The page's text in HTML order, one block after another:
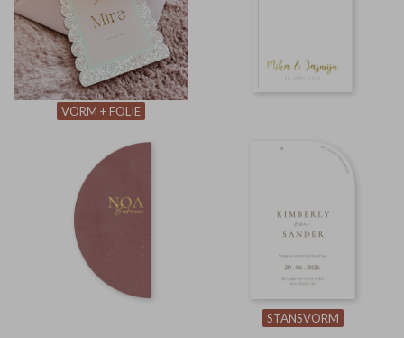
VORM + FOLIE
STANSVORM